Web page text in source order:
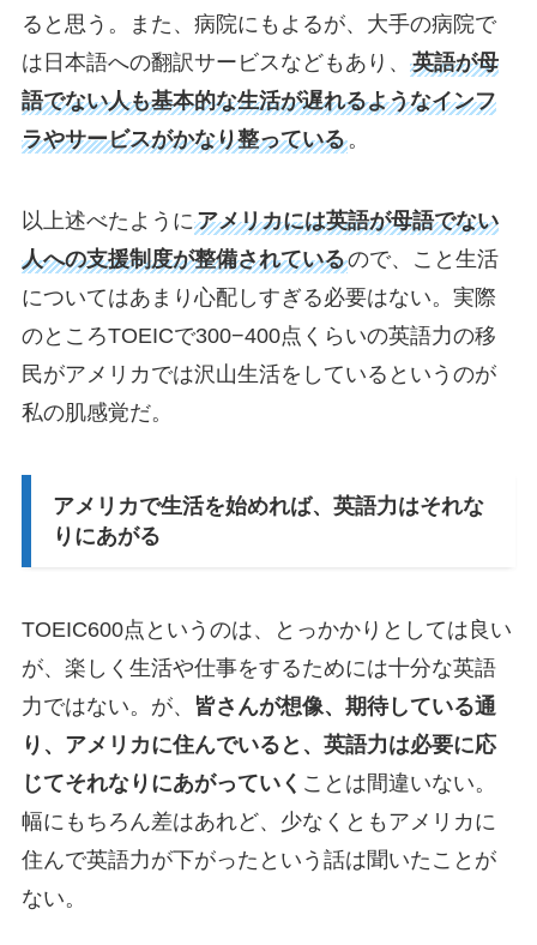
ると思う。また、病院にもよるが、大手の病院で
は日本語への翻訳サービスなどもあり、 英語が母
語でない人も基本的な生活が遅れるようなインフ
ラやサービスがかなり整っている。
以上述べたようにアメリカには英語が母語でない
人への支援制度が整備されているので、こと生活
についてはあまり心配しすぎる必要はない。実際
のところTOEICで300−400点くらいの英語力の移
民がアメリカでは沢山生活をしているというのが
私の肌感覚だ。
アメリカで生活を始めれば、英語力はそれな
りにあがる
TOEIC600点というのは、とっかかりとしては良い
が、楽しく生活や仕事をするためには十分な英語
力ではない。が、 皆さんが想像、期待している通
り、アメリカに住んでいると、英語力は必要に応
じてそれなりにあがっていく ことは間違いない。
幅にもちろん差はあれど、少なくともアメリカに
住んで英語力が下がったという話は聞いたことが
ない。